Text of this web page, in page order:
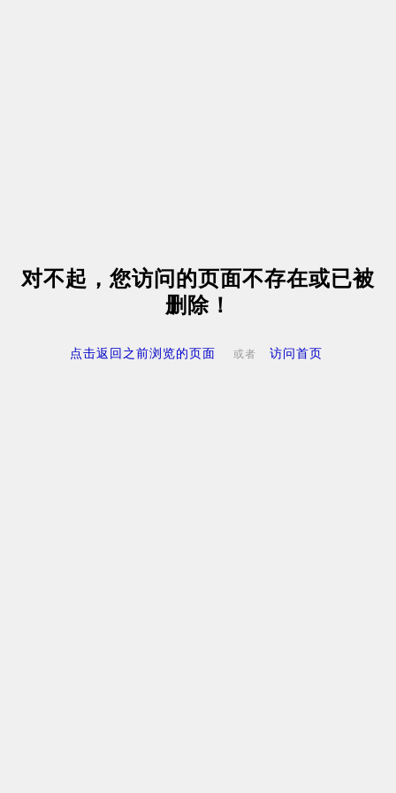
对不起，您访问的页面不存在或已被
删除！
点击返回之前浏览的页面 或者 访问首页